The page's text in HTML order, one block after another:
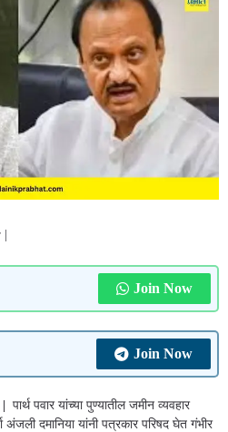
Join Now
Join Now
पार्थ पवार यांच्या पुण्यातील जमीन व्यवहार
अंजली दमानिया यांनी पत्रकार परिषद घेत गंभीर